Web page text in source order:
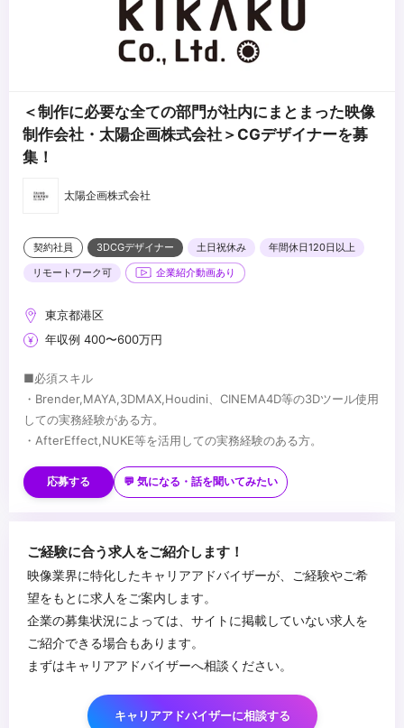
・3DCGならではの価値を提供できる
＜制作に必要な全ての部門が社内にまとまった映像
制作会社・太陽企画株式会社＞CGデザイナーを募
集！
太陽企画株式会社
契約社員 3DCGデザイナー 土日祝休み
年間休日120日以上
リモートワーク可
企業紹介動画あり
東京都港区
年収例 400〜600万円
■必須スキル
・Brender,MAYA,3DMAX,Houdini、CINEMA4D等の3Dツール使用
しての実務経験がある方。
・AfterEffect,NUKE等を活用しての実務経験のある方。
・Unreal Engineの使用経験
...
応募する 💬 気になる・話を聞いてみたい
ご経験に合う求人をご紹介します！
映像業界に特化したキャリアアドバイザーが、ご経験やご希
望をもとに求人をご案内します。
企業の募集状況によっては、サイトに掲載していない求人を
ご紹介できる場合もあります。
まずはキャリアアドバイザーへ相談ください。
キャリアアドバイザーに相談する